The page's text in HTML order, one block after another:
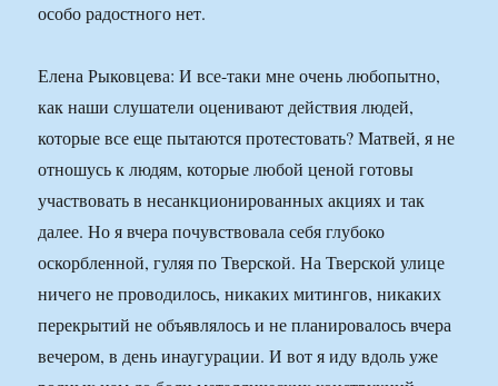
особо радостного нет.
Елена Рыковцева: И все-таки мне очень любопытно,
как наши слушатели оценивают действия людей,
которые все еще пытаются протестовать? Матвей, я не
отношусь к людям, которые любой ценой готовы
участвовать в несанкционированных акциях и так
далее. Но я вчера почувствовала себя глубоко
оскорбленной, гуляя по Тверской. На Тверской улице
ничего не проводилось, никаких митингов, никаких
перекрытий не объявлялось и не планировалось вчера
вечером, в день инаугурации. И вот я иду вдоль уже